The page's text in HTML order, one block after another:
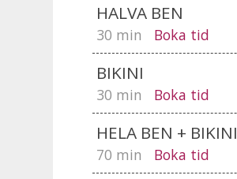
HALVA BEN
30 min Boka tid
BIKINI
30 min Boka tid
HELA BEN + BIKINI
70 min Boka tid